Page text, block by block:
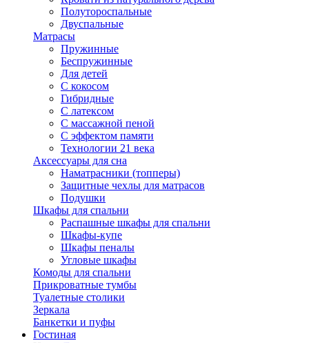
Полутороспальные
Двуспальные
Матрасы
Пружинные
Беспружинные
Для детей
C кокосом
Гибридные
С латексом
С массажной пеной
С эффектом памяти
Технологии 21 века
Аксессуары для сна
Наматрасники (топперы)
Защитные чехлы для матрасов
Подушки
Шкафы для спальни
Распашные шкафы для спальни
Шкафы-купе
Шкафы пеналы
Угловые шкафы
Комоды для спальни
Прикроватные тумбы
Туалетные столики
Зеркала
Банкетки и пуфы
Гостиная